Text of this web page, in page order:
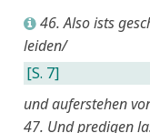
L 46. Also ists
leiden/
[S. 7]
und auferstehen
47. Und predigen